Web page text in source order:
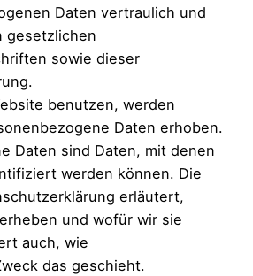
Daten vertraulich und
gesetzlichen
sowie dieser
benutzen, werden
Daten erhoben.
Daten sind Daten, mit denen
werden können. Die
erläutert,
und wofür wir sie
auch, wie
das geschieht.